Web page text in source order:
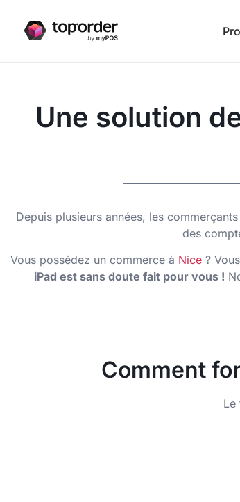
Une solution
Depuis plusieurs années, les
des
Vous possédez un commerce à Nice?
iPad est sans doute fait pour vous !
Comment
Le